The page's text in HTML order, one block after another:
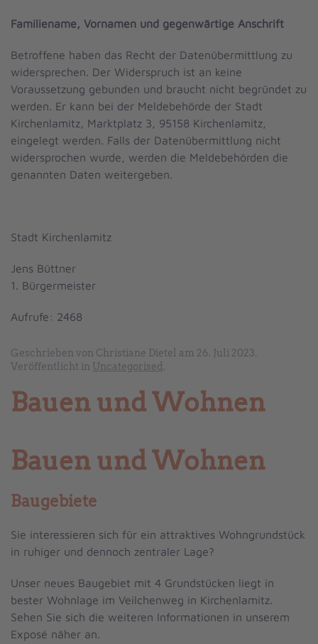
Familiename, Vornamen und gegenwärtige Anschrift
Betroffene haben das Recht der Datenübermittlung zu
widersprechen. Der Widerspruch ist an keine
Voraussetzung gebunden und braucht nicht begründet zu
werden. Er kann bei der Meldebehörde der Stadt
Kirchenlamitz, Marktplatz 3, 95158 Kirchenlamitz,
eingelegt werden. Falls der Datenübermittlung nicht
widersprochen wurde, werden die Meldebehörden die
genannten Daten weitergeben.
Stadt Kirchenlamitz
Jens Büttner
1. Bürgermeister
Aufrufe: 2468
Geschrieben von Christiane Dietel am 26. Juli 2023 .
Veröffentlicht in Uncategorised .
Bauen und Wohnen
Bauen und Wohnen
Baugebiete
Sie interessieren sich für ein attraktives Wohngrundstück
in ruhiger und dennoch zentraler Lage?
Unser neues Baugebiet mit 4 Grundstücken liegt in
bester Wohnlage im Veilchenweg in Kirchenlamitz.
Sehen Sie sich die weiteren Informationen in unserem
Exposé näher an.